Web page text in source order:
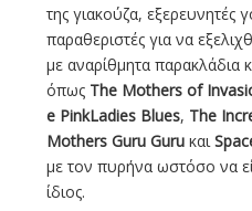
της γιακούζα,
παραθεριστές για να
με αναρίθμητα παρακλάδια
όπως Τhe Mothers of
e PinkLadies Blues, Τhe
Mothers Guru Guru και
με τον πυρήνα ωστόσο να
ίδιος.